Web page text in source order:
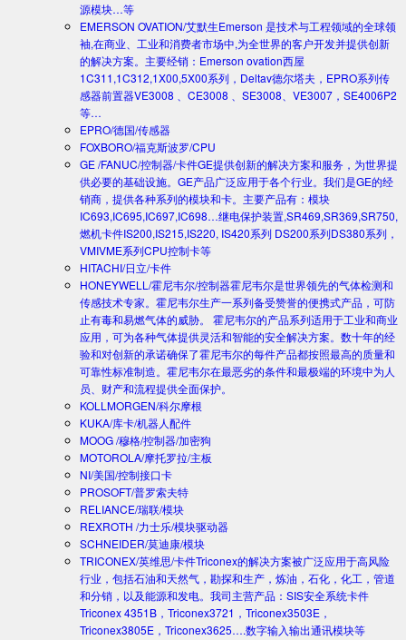
源模块…等
EMERSON OVATION/艾默生Emerson 是技术与工程领域的全球领
袖,在商业、工业和消费者市场中,为全世界的客户开发并提供创新
的解决方案。主要经销：Emerson ovation西屋
1C311,1C312,1X00,5X00系列，Deltav德尔塔夫，EPRO系列传
感器前置器VE3008 、CE3008 、SE3008、VE3007，SE4006P2
等…
EPRO/德国/传感器
FOXBORO/福克斯波罗/CPU
GE /FANUC/控制器/卡件GE提供创新的解决方案和服务，为世界提
供必要的基础设施。GE产品广泛应用于各个行业。我们是GE的经
销商，提供各种系列的模块和卡。主要产品有：模块
IC693,IC695,IC697,IC698…继电保护装置,SR469,SR369,SR750,
燃机卡件IS200,IS215,IS220, IS420系列 DS200系列DS380系列，
VMIVME系列CPU控制卡等
HITACHI/日立/卡件
HONEYWELL/霍尼韦尔/控制器霍尼韦尔是世界领先的气体检测和
传感技术专家。霍尼韦尔生产一系列备受赞誉的便携式产品，可防
止有毒和易燃气体的威胁。 霍尼韦尔的产品系列适用于工业和商业
应用，可为各种气体提供灵活和智能的安全解决方案。数十年的经
验和对创新的承诺确保了霍尼韦尔的每件产品都按照最高的质量和
可靠性标准制造。霍尼韦尔在最恶劣的条件和最极端的环境中为人
员、财产和流程提供全面保护。
KOLLMORGEN/科尔摩根
KUKA/库卡/机器人配件
MOOG /穆格/控制器/加密狗
MOTOROLA/摩托罗拉/主板
NI/美国/控制接口卡
PROSOFT/普罗索夫特
RELIANCE/瑞联/模块
REXROTH /力士乐/模块驱动器
SCHNEIDER/莫迪康/模块
TRICONEX/英维思/卡件Triconex的解决方案被广泛应用于高风险
行业，包括石油和天然气，勘探和生产，炼油，石化，化工，管道
和分销，以及能源和发电。我司主营产品：SIS安全系统卡件
Triconex 4351B，Triconex3721，Triconex3503E，
Triconex3805E，Triconex3625….数字输入输出通讯模块等